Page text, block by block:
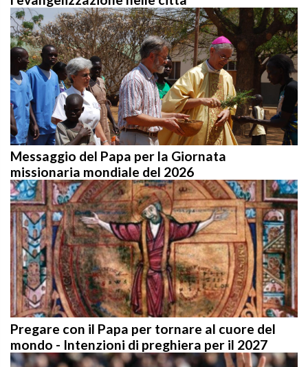
Messaggio del Papa per la Giornata
missionaria mondiale del 2026
Pregare con il Papa per tornare al cuore del
mondo - Intenzioni di preghiera per il 2027